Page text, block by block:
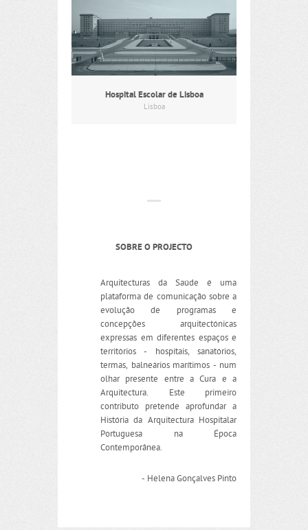
Hospital Escolar de Lisboa
Lisboa
SOBRE O PROJECTO
Arquitecturas da Saúde é uma
plataforma de comunicação sobre a
evolução de programas e
concepções arquitectónicas
expressas em diferentes espaços e
territórios - hospitais, sanatórios,
termas, balneários marítimos - num
olhar presente entre a Cura e a
Arquitectura. Este primeiro
contributo pretende aprofundar a
História da Arquitectura Hospitalar
Portuguesa na Época
Contemporânea.
- Helena Gonçalves Pinto